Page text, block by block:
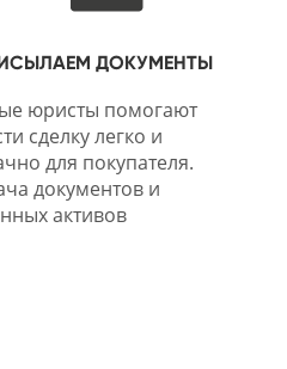
ДОКУМЕНТЫ
юристы помогают
сделку легко и
для покупателя.
документов и
активов